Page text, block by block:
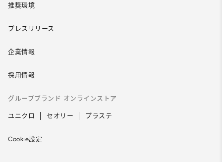
推奨環境
プレスリリース
企業情報
採用情報
グループブランド オンラインストア
ユニクロ セオリー プラステ
Cookie設定